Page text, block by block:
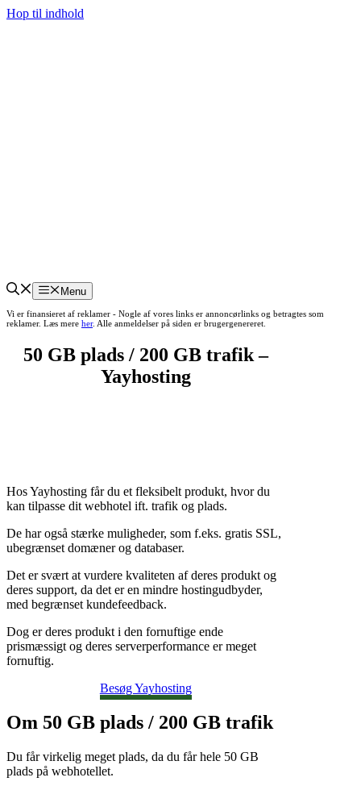
Hop til indhold
Menu
Vi er finansieret af reklamer - Nogle af vores links er annoncørlinks og betragtes som
reklamer. Læs mere her. Alle anmeldelser på siden er brugergenereret.
50 GB plads / 200 GB trafik –
Yayhosting
Hos Yayhosting får du et fleksibelt produkt, hvor du
kan tilpasse dit webhotel ift. trafik og plads.
De har også stærke muligheder, som f.eks. gratis SSL,
ubegrænset domæner og databaser.
Det er svært at vurdere kvaliteten af deres produkt og
deres support, da det er en mindre hostingudbyder,
med begrænset kundefeedback.
Dog er deres produkt i den fornuftige ende
prismæssigt og deres serverperformance er meget
fornuftig.
Besøg Yayhosting
Om 50 GB plads / 200 GB trafik
Du får virkelig meget plads, da du får hele 50 GB
plads på webhotellet.